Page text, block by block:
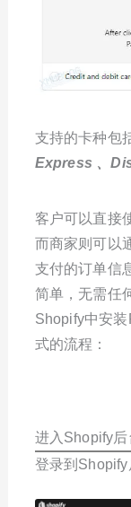
支持的卡种包
Express 、
客户可以直接
而商家则可以
支付的订单信
简单，无需任
Shopify中安
式的流程：
进入Shopify后
登录到